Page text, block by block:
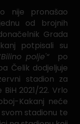
nije pronašao
od brojnih
Grada
potpisali su
polje'“ po
Čelik dodjeljuje
stadion za
2021/22. Vrlo
Kakanj neće
stadionu te